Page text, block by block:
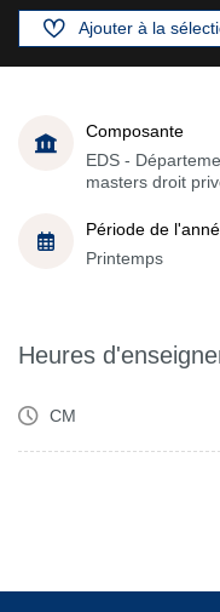
Ajouter à la
Composante
EDS -
masters droit
Période de
Printemps
Heures
CM